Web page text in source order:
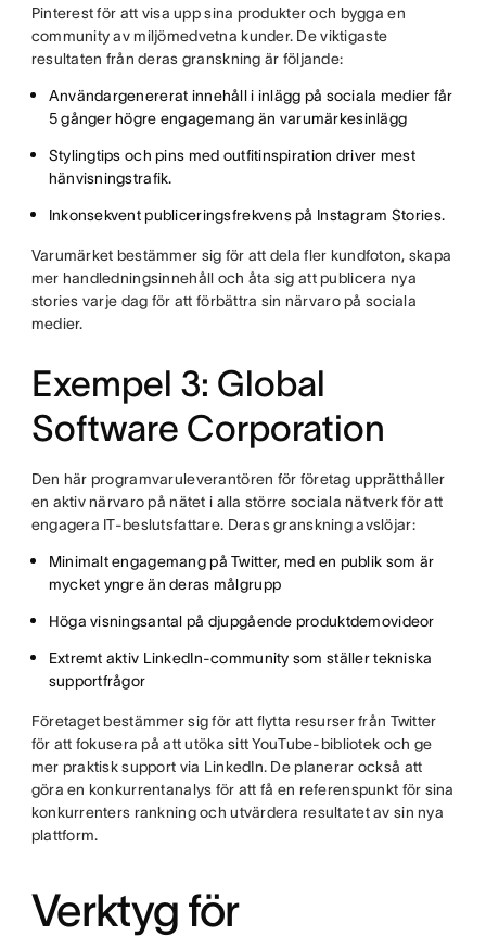
Pinterest för att visa upp sina produkter och bygga en
community av miljömedvetna kunder. De viktigaste
resultaten från deras granskning är följande:
Användargenererat innehåll i inlägg på sociala medier får
5 gånger högre engagemang än varumärkesinlägg
Stylingtips och pins med outfitinspiration driver mest
hänvisningstrafik.
Inkonsekvent publiceringsfrekvens på Instagram Stories.
Varumärket bestämmer sig för att dela fler kundfoton, skapa
mer handledningsinnehåll och åta sig att publicera nya
stories varje dag för att förbättra sin närvaro på sociala
medier.
Exempel 3: Global
Software Corporation
Den här programvaruleverantören för företag upprätthåller
en aktiv närvaro på nätet i alla större sociala nätverk för att
engagera IT-beslutsfattare. Deras granskning avslöjar:
Minimalt engagemang på Twitter, med en publik som är
mycket yngre än deras målgrupp
Höga visningsantal på djupgående produktdemovideor
Extremt aktiv LinkedIn-community som ställer tekniska
supportfrågor
Företaget bestämmer sig för att flytta resurser från Twitter
för att fokusera på att utöka sitt YouTube-bibliotek och ge
mer praktisk support via LinkedIn. De planerar också att
göra en konkurrentanalys för att få en referenspunkt för sina
konkurrenters rankning och utvärdera resultatet av sin nya
plattform.
Verktyg för